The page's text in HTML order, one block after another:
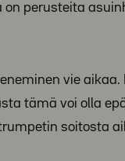
perusteita
vie aikaa.
tämä voi olla
soitosta